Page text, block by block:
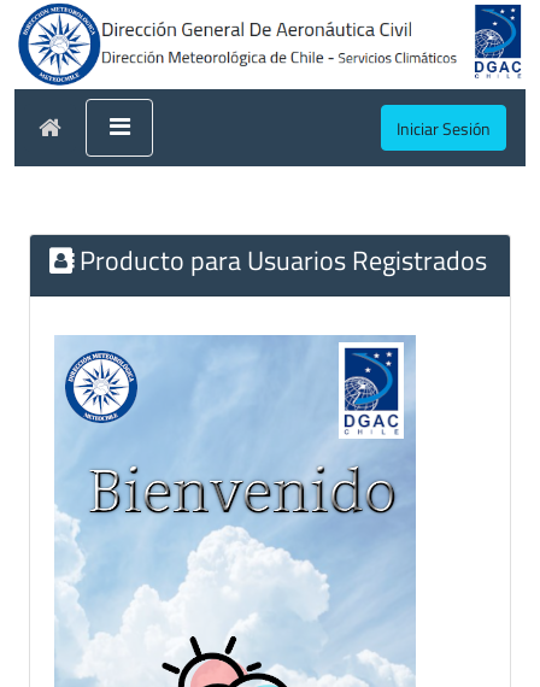
Iniciar Sesión
Producto para Usuarios Registrados